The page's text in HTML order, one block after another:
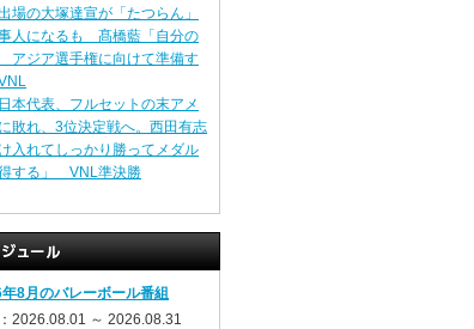
場の大塚達宣が「たつらん」
人になるも 髙橋藍「自分の
アジア選手権に向けて準備す
本代表、フルセットの末アメ
敗れ、3位決定戦へ。西田有志
け入れてしっかり勝ってメダル
する」 VNL準決勝
8月のバレーボール番組
2026.08.01 ～ 2026.08.31